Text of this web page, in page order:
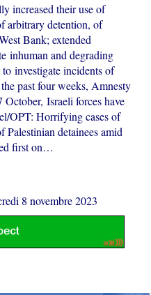
increased their use of
arbitrary detention, of
Bank; extended
inhuman and degrading
investigate incidents of
past four weeks, Amnesty
Israeli forces have
OPT: Horrifying cases of
Palestinian detainees amid
first on…
8 novembre 2023